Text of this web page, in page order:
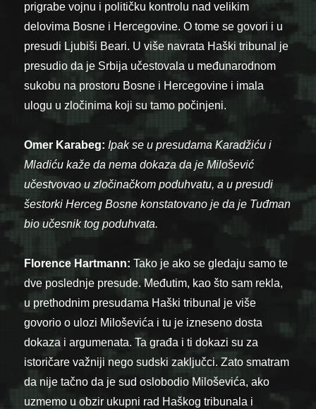
prigrabe vojnu i političku kontrolu nad velikim
delovima Bosne i Hercegovine. O tome se govori i u
presudi Ljubiši Beari. U više navrata Haški tribunal je
presudio da je Srbija učestovala u međunarodnom
sukobu na prostoru Bosne i Hercegovine i imala
ulogu u zločinima koji su tamo počinjeni.
Omer Karabeg: Ipak se u presudama Karadžiću i
Mladiću kaže da nema dokaza da je Milošević
učestvovao u zločinačkom poduhvatu, a u presudi
šestorki Herceg Bosne konstatovano je da je Tuđman
bio učesnik tog poduhvata.
Florence Hartmann:Tako je ako se gledaju samo te
dve poslednje presude. Međutim, kao što sam rekla,
u prethodnim presudama Haški tribunal je više
govorio o ulozi Miloševića i tu je izneseno dosta
dokaza i argumenata. Ta građa i ti dokazi su za
istoričare važniji nego sudski zaključci. Zato smatram
da nije tačno da je sud oslobodio Miloševića, ako
uzmemo u obzir ukupni rad Haškog tribunala i